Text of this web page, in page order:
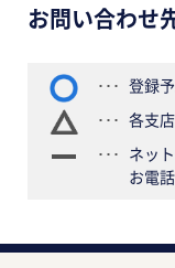
お問い合わせ
登録
各支
ネッ
お電